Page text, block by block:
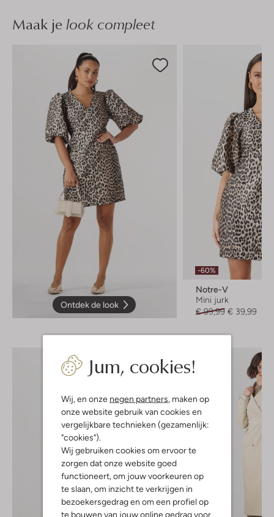
Jum, cookies!
Wij, en onze negen partners , maken op
onze website gebruik van cookies en
vergelijkbare technieken (gezamenlijk:
"cookies").
Wij gebruiken cookies om ervoor te
zorgen dat onze website goed
functioneert, om jouw voorkeuren op
te slaan, om inzicht te verkrijgen in
bezoekersgedrag en om een profiel op
te bouwen van jouw online gedrag voor
Maak je look compleet
Ontdek de look
-60%
Notre-V
Mini jurk
€ 99,99 € 39,99